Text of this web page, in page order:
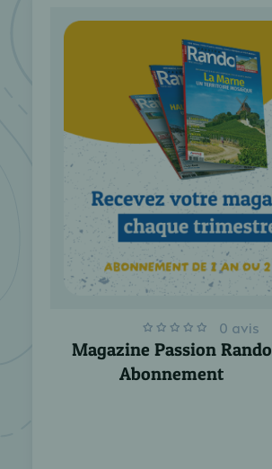
0 avis
Magazine Passion Rando
Abonnement